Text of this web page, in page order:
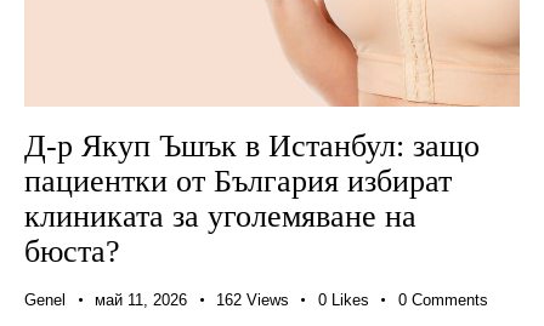
Д-р Якуп Ъшък в Истанбул: защо
пациентки от България избират
клиниката за уголемяване на
бюста?
Genel май 11, 2026 162 Views 0 Likes 0 Comments